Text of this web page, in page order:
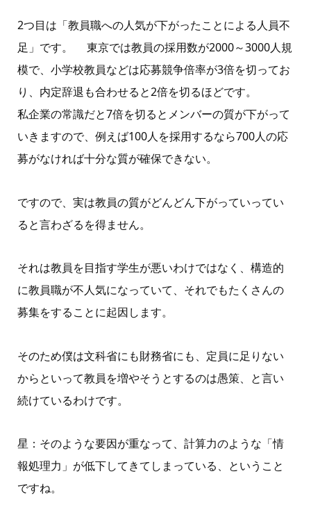
2つ目は「教員職への人気が下がったことによる人員不
足」です。
東京では教員の採用数が2000～3000人規
模で、小学校教員などは応募競争倍率が3倍を切ってお
り、内定辞退も合わせると2倍を切るほどです。
私企業の常識だと7倍を切るとメンバーの質が下がって
いきますので、例えば100人を採用するなら700人の応
募がなければ十分な質が確保できない。
ですので、実は教員の質がどんどん下がっていってい
ると言わざるを得ません。
それは教員を目指す学生が悪いわけではなく、構造的
に教員職が不人気になっていて、それでもたくさんの
募集をすることに起因します。
そのため僕は文科省にも財務省にも、定員に足りない
からといって教員を増やそうとするのは愚策、と言い
続けているわけです。
星：そのような要因が重なって、計算力のような「情
報処理力」が低下してきてしまっている、ということ
ですね。